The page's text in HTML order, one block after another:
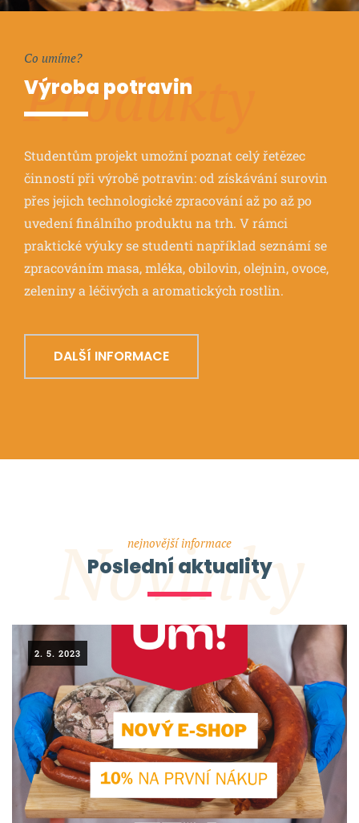
Produkty
Co umíme?
Výroba potravin
Studentům projekt umožní poznat celý řetězec
činností při výrobě potravin: od získávání surovin
přes jejich technologické zpracování až po až po
uvedení finálního produktu na trh. V rámci
praktické výuky se studenti například seznámí se
zpracováním masa, mléka, obilovin, olejnin, ovoce,
zeleniny a léčivých a aromatických rostlin.
DALŠÍ INFORMACE
Novinky
nejnovější informace
Poslední aktuality
2. 5. 2023